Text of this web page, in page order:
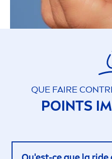
QUE FAIRE
POINTS